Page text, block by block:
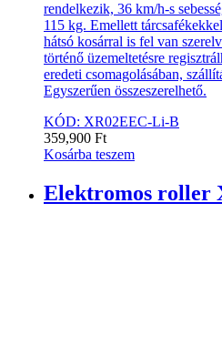
rendelkezik, 36 km/h-s
115 kg. Emellett
hátsó kosárral is fel van
történő üzemeltetésre
eredeti csomagolásában,
Egyszerűen összeszerelhető.
KÓD: XR02EEC-Li-B
359,900 Ft
Kosárba teszem
Elektromos roller